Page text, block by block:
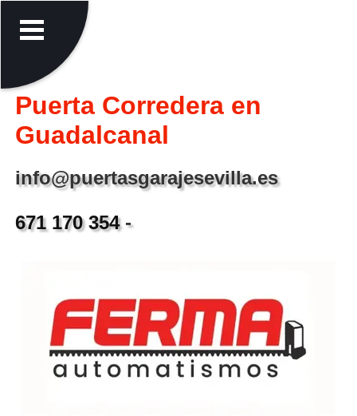
Puerta Corredera en
Guadalcanal
info@puertasgarajesevilla.es
671 170 354-